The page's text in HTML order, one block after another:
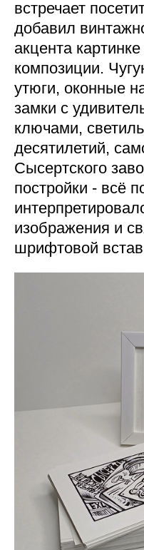
встречает
добавил
акцента
композиции.
утюги, оконные
замки с
ключами,
десятилетий,
Сысертского
постройки - всё
изображения и
шрифтовой